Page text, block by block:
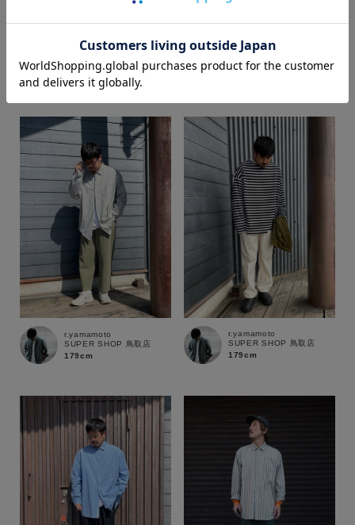
商品タイプ
通常商品 予約商品
セール価格 WEB限定
在庫
在庫あり 在庫なし含む
SUPER SHOP 鳥取店
179cm
r.yamamoto
SUPER SHOP 鳥取店
r.yamamoto
SUPER SHOP 鳥取店
179cm
r.yamamoto
SUPER SHOP 鳥取店
179cm